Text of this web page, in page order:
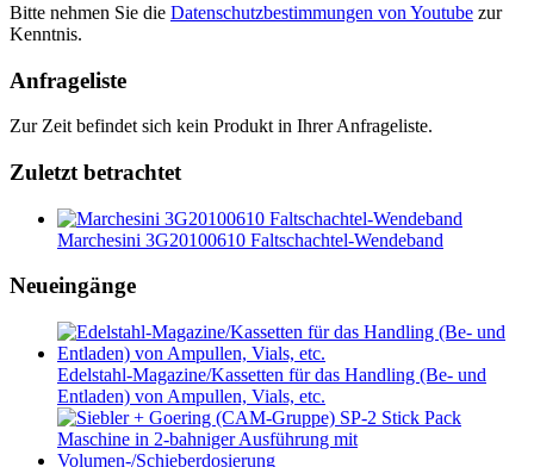
Bitte nehmen Sie die Datenschutzbestimmungen von Youtube zur
Kenntnis.
Anfrageliste
Zur Zeit befindet sich kein Produkt in Ihrer Anfrageliste.
Zuletzt betrachtet
Marchesini 3G20100610 Faltschachtel-Wendeband
Neueingänge
Edelstahl-Magazine/Kassetten für das Handling (Be- und
Entladen) von Ampullen, Vials, etc.